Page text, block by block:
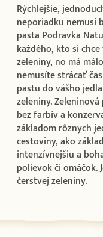
Rýchlejšie,
neporiadku nemusí
pasta Podravka
každého, kto si
zeleniny, no má
nemusíte strácať
pastu do vášho
zeleniny.
bez farbív a
základom rôznych
cestoviny, ako
intenzívnejšiu a
polievok či omáčok.
čerstvej zeleniny.